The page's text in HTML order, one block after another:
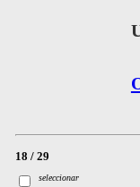
18 / 29
seleccionar